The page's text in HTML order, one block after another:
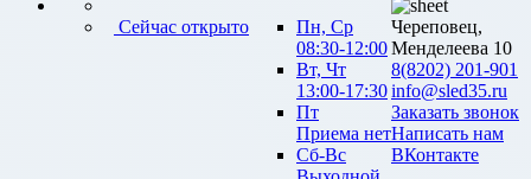
Сейчас открыто
Пн, Ср
08:30-12:00
Вт, Чт
13:00-17:30
Пт
Приема нет
Сб-Вс
Череповец,
Менделеева 10
8(8202) 201-901
info@sled35.ru
Заказать звонок
Написать нам
ВКонтакте